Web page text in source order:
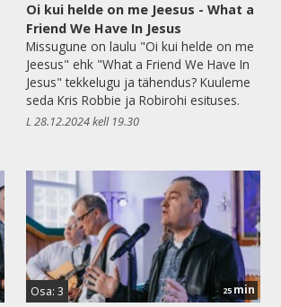
Oi kui helde on me Jeesus - What a
Friend We Have In Jesus
Missugune on laulu "Oi kui helde on me
Jeesus" ehk "What a Friend We Have In
Jesus" tekkelugu ja tähendus? Kuuleme
seda Kris Robbie ja Robirohi esituses.
L 28.12.2024 kell 19.30
Osa: 3 25min